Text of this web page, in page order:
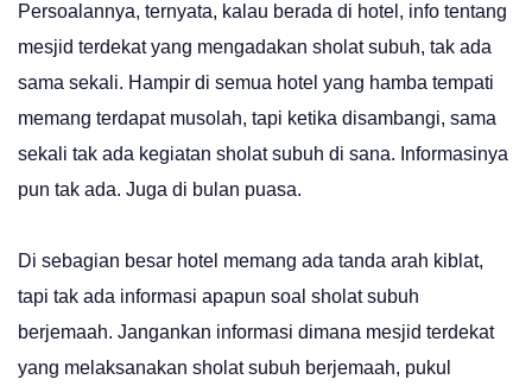
Persoalannya, ternyata, kalau berada di hotel, info tentang
mesjid terdekat yang mengadakan sholat subuh, tak ada
sama sekali. Hampir di semua hotel yang hamba tempati
memang terdapat musolah, tapi ketika disambangi, sama
sekali tak ada kegiatan sholat subuh di sana. Informasinya
pun tak ada. Juga di bulan puasa.
Di sebagian besar hotel memang ada tanda arah kiblat,
tapi tak ada informasi apapun soal sholat subuh
berjemaah. Jangankan informasi dimana mesjid terdekat
yang melaksanakan sholat subuh berjemaah, pukul